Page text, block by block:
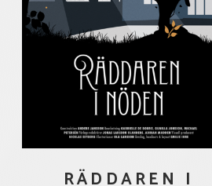
RÄDDAREN I